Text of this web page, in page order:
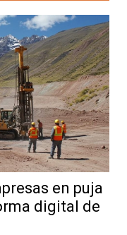
en puja
digital de